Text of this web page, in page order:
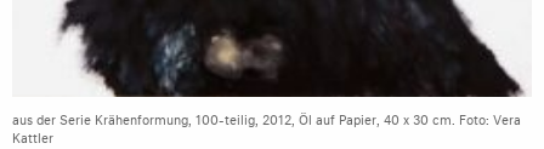
aus der Serie Krähenformung, 100-teilig, 2012, Öl auf Papier, 40 x 30 cm. Foto: Vera
Kattler